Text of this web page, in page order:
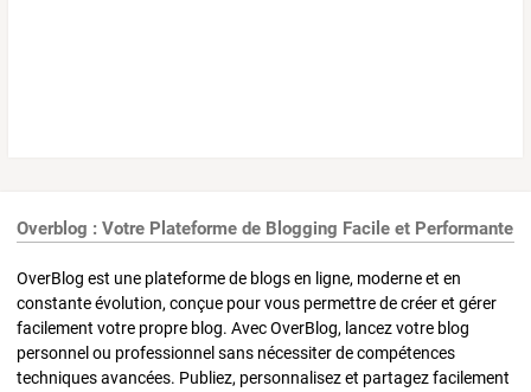
Overblog : Votre Plateforme de Blogging Facile et Performante
OverBlog est une plateforme de blogs en ligne, moderne et en
constante évolution, conçue pour vous permettre de créer et gérer
facilement votre propre blog. Avec OverBlog, lancez votre blog
personnel ou professionnel sans nécessiter de compétences
techniques avancées. Publiez, personnalisez et partagez facilement